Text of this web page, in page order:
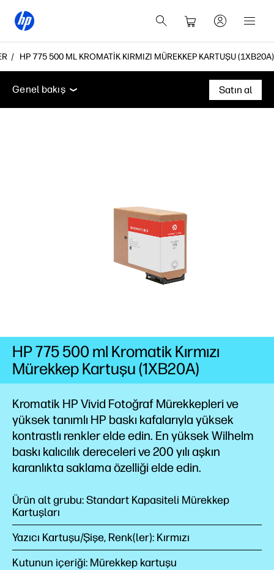
HP 775 500 ML KROMATIK KIRMIZI MÜREKKEP KARTUŞU (1XB20A)
Genel bakış
Destek
Genel bakış
Satın al
Kromatik HP Vivid Fotoğraf Mürekkepleri ve
yüksek tanımlı HP baskı kafalarıyla yüksek
kontrastlı renkler eldeedin. En yüksek Wilhelm
baskı kalıcılıkdereceleri ve 200 yılı aşkın
karanlıkta saklama özelliği eldeedin.
Ürün alt grubu: Standart Kapasiteli Mürekkep
Kartuşları
Yazıcı Kartuşu/Şişe, Renk(ler): Kırmızı
Kutunun içeriği: Mürekkep kartuşu
HP 775 500 ml Kromatik Kırmızı
Mürekkep Kartuşu (1XB20A)